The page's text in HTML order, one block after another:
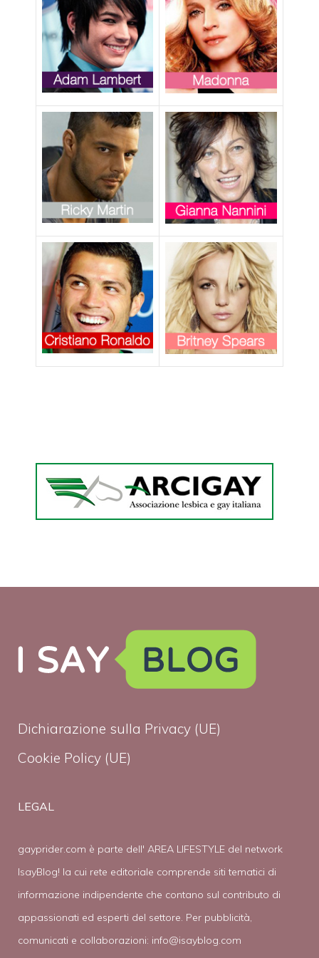
Dichiarazione sulla Privacy (UE)
Cookie Policy (UE)
LEGAL
gayprider.com è parte dell' AREA LIFESTYLE del network
IsayBlog! la cui rete editoriale comprende siti tematici di
informazione indipendente che contano sul contributo di
appassionati ed esperti del settore. Per pubblicità,
comunicati e collaborazioni: info@isayblog.com